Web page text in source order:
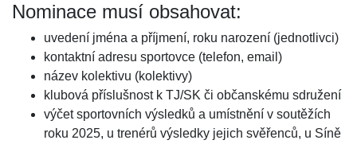
Nominace musí obsahovat:
uvedení jména a příjmení, roku narození (jednotlivci)
kontaktní adresu sportovce (telefon, email)
název kolektivu (kolektivy)
klubová příslušnost k TJ/SK či občanskému sdružení
výčet sportovních výsledků a umístnění v soutěžích
roku 2025, u trenérů výsledky jejich svěřenců, u Síně